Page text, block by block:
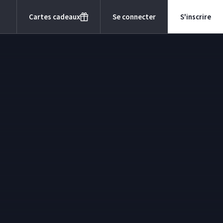
Cartes cadeaux Se connecter S'inscrire